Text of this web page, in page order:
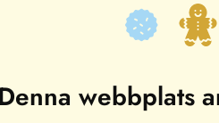
Denna webbplats
i San Marino,
ingår priset.